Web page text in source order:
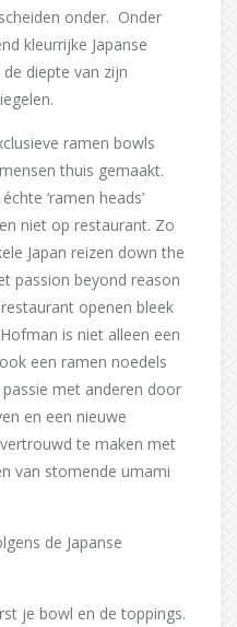
onder. Onder
kleurrijke Japanse
diepte van zijn
ramen bowls
thuis gemaakt.
‘ramen heads’
niet op restaurant. Zo
Japan reizen down the
passion beyond reason
openen bleek
is niet alleen een
een ramen noedels
met anderen door
en een nieuwe
te maken met
van stomende umami
de Japanse
je bowl en de toppings.